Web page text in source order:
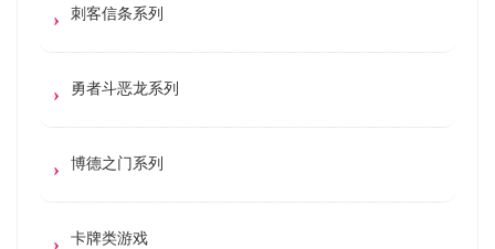
刺客信条系列
勇者斗恶龙系列
博德之门系列
卡牌类游戏